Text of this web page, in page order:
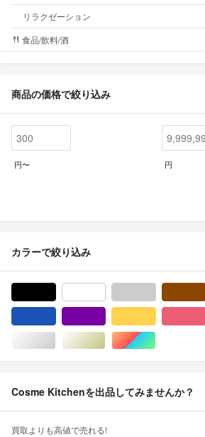
リラクゼーション
食品/飲料/酒
商品の価格で絞り込み
円〜 円
カラーで絞り込み
シルバー/銀色系ゴールド/金色系マルチカラー
Cosme Kitchenを出品してみませんか？
買取よりも高値で売れる!